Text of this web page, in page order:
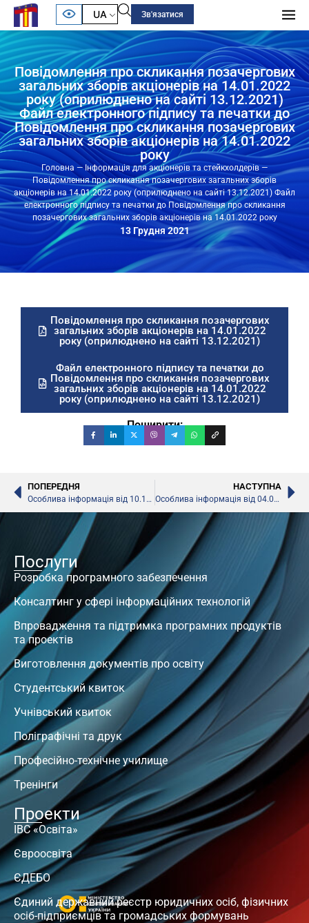
UA Зв'язатися
Повідомлення про скликання позачергових
загальних зборів акціонерів на 14.01.2022
року (оприлюднено на сайті 13.12.2021)
Файл електронного підпису та печатки до
Повідомлення про скликання позачергових
загальних зборів акціонерів на 14.01.2022
року
Головна —Інформація для акціонерів та стейкхолдерів—
Повідомлення про скликання позачергових загальних зборів
акціонерів на 14.01.2022 року (оприлюднено на сайті 13.12.2021) Файл
електронного підпису та печатки до Повідомлення про скликання
позачергових загальних зборів акціонерів на 14.01.2022 року
13 Грудня 2021
Повідомлення про скликання позачергових
загальних зборів акціонерів на 14.01.2022
року (оприлюднено на сайті 13.12.2021)
Файл електронного підпису та печатки до
Повідомлення про скликання позачергових
загальних зборів акціонерів на 14.01.2022
року (оприлюднено на сайті 13.12.2021)
Поширити:
ПОПЕРЕДНЯ
Особлива інформація від 10.12.2021 р. разом з електронним цифровим підписом та печаткою (оприлюднено 10.12.2021 р.)
НАСТУПНА
Особлива інформація від 04.01.2022 р. разом з електронним цифровим підписом та печаткою (оприлюднено 04.01.2022 р.)
Послуги
Розробка програмного забезпечення
Консалтинг у сфері інформаційних технологій
Впровадження та підтримка програмних продуктів
та проектів
Виготовлення документів про освіту
Студентський квиток
Учнівський квиток
Поліграфічні та друк
Професійно-технічне училище
Тренінги
Проекти
ІВС «Освіта»
Євроосвіта
ЄДЕБО
Єдиний державний реєстр юридичних осіб, фізичних
осіб-підприємців та громадських формувань